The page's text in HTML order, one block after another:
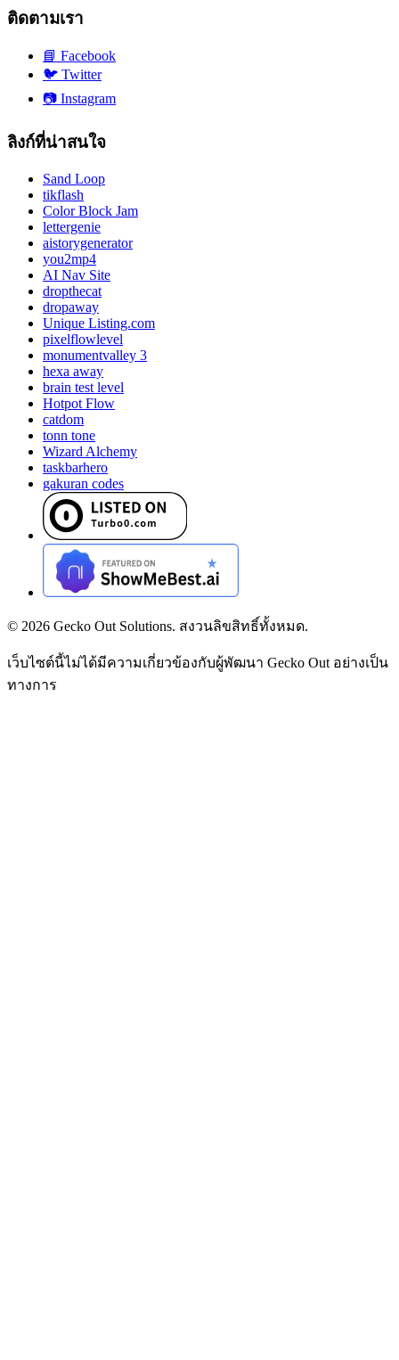
ติดตามเรา
📘 Facebook
🐦 Twitter
📷 Instagram
ลิงก์ที่น่าสนใจ
Sand Loop
tikflash
Color Block Jam
lettergenie
aistorygenerator
you2mp4
AI Nav Site
dropthecat
dropaway
Unique Listing.com
pixelflowlevel
monumentvalley 3
hexa away
brain test level
Hotpot Flow
catdom
tonn tone
Wizard Alchemy
taskbarhero
gakuran codes
© 2026 Gecko Out Solutions. สงวนลิขสิทธิ์ทั้งหมด.
เว็บไซต์นี้ไม่ได้มีความเกี่ยวข้องกับผู้พัฒนา Gecko Out อย่างเป็น
ทางการ